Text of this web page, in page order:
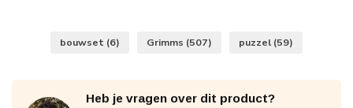
bouwset (6) Grimms (507) puzzel (59)
Heb je vragen over dit product?